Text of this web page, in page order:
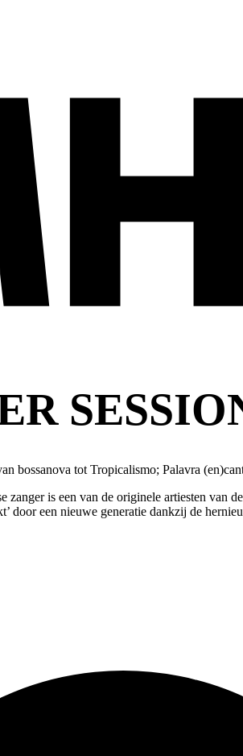
bossanova tot Tropicalismo; Palavra
is een van de originele artiesten van
door een nieuwe generatie dankzij de